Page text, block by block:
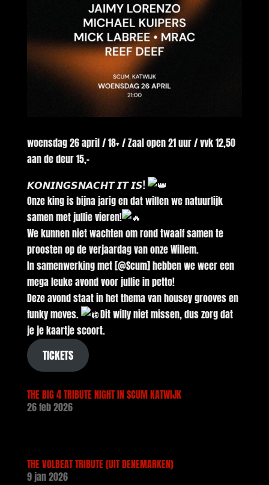
woensdag 26 april / 18+ / Zaal open 21 uur / vvk 12,50
aan de deur 15,-
𝙆𝙊𝙉𝙄𝙉𝙂𝙎𝙉𝘼𝘾𝙃𝙏 𝙄𝙏 𝙄𝙎!
Onze king is bijna jarig en dat willen we natuurlijk
samen met jullie vieren!
We kunnen niet wachten om rond twaalf samen te
proosten op de verjaardag van onze Willem.
In samenwerking met [@Scum] hebben we weer een
mega leuke avond voor jullie in petto!
Deze avond staat in het thema van housey grooves en
funky moves.
Dit willy niet missen, dus zorg dat
je je kaartje scoort.
TICKETS
THE BIG 4 TRIBUTE NIGHT IN SCUM KATWIJK
26 feb 2026
THE VOLBEAT TRIBUTE (UIT DENEMARKEN)
9 jan 2026